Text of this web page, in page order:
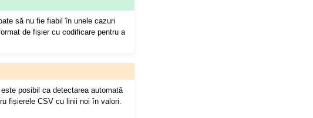
să nu fie fiabil în unele cazuri
de fișier cu codificare pentru a
posibil ca detectarea automată
fișierele CSV cu linii noi în valori.